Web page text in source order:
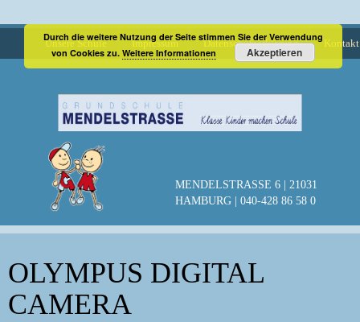
Unsere Schule Impressum Datenschutzerklärung Kontakt
MENDELSTRASSE 6 | 21031
HAMBURG | 040-428 86 58 0
OLYMPUS DIGITAL
CAMERA
Durch die weitere Nutzung der Seite stimmen Sie der Verwendung
von Cookies zu. Weitere Informationen Akzeptieren